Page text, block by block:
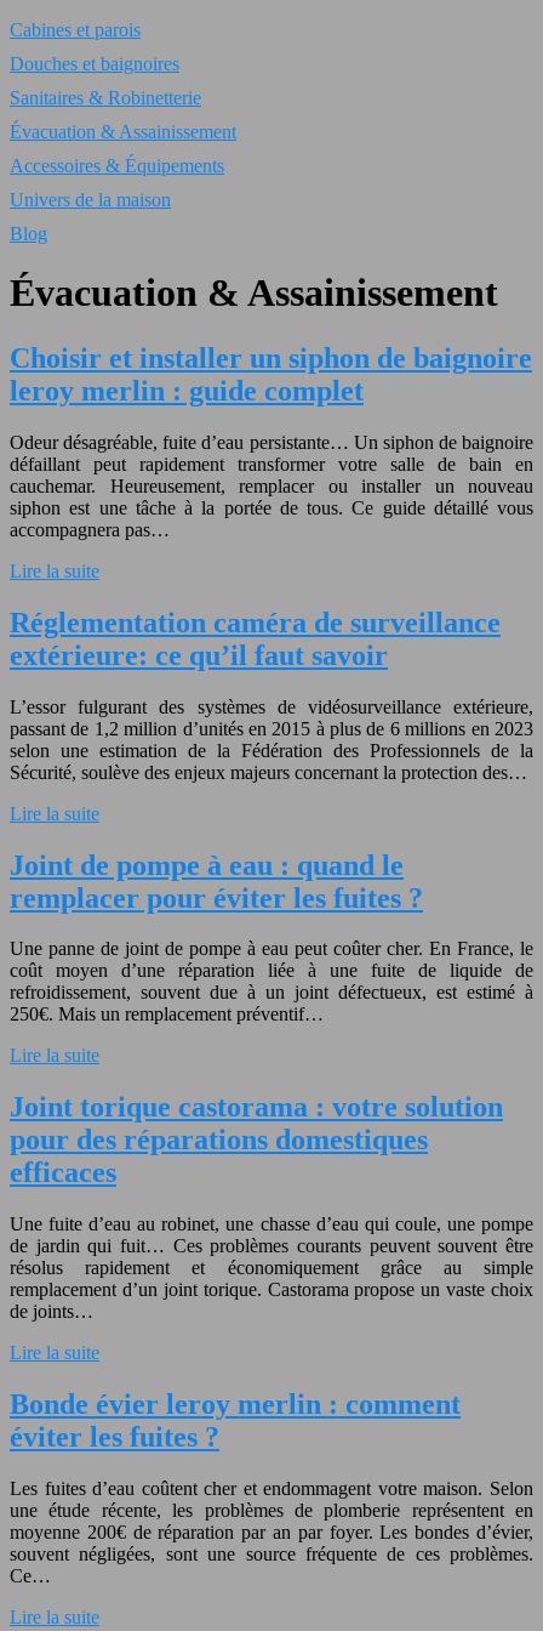
Cabines et parois
Douches et baignoires
Sanitaires & Robinetterie
Évacuation & Assainissement
Accessoires & Équipements
Univers de la maison
Blog
Évacuation & Assainissement
Choisir et installer un siphon de baignoire
leroy merlin : guide complet
Odeur désagréable, fuite d’eau persistante… Un siphon de baignoire
défaillant peut rapidement transformer votre salle de bain en
cauchemar. Heureusement, remplacer ou installer un nouveau
siphon est une tâche à la portée de tous. Ce guide détaillé vous
accompagnera pas…
Lire la suite
Réglementation caméra de surveillance
extérieure: ce qu’il faut savoir
L’essor fulgurant des systèmes de vidéosurveillance extérieure,
passant de 1,2 million d’unités en 2015 à plus de 6 millions en 2023
selon une estimation de la Fédération des Professionnels de la
Sécurité, soulève des enjeux majeurs concernant la protection des…
Lire la suite
Joint de pompe à eau : quand le
remplacer pour éviter les fuites ?
Une panne de joint de pompe à eau peut coûter cher. En France, le
coût moyen d’une réparation liée à une fuite de liquide de
refroidissement, souvent due à un joint défectueux, est estimé à
250€. Mais un remplacement préventif…
Lire la suite
Joint torique castorama : votre solution
pour des réparations domestiques
efficaces
Une fuite d’eau au robinet, une chasse d’eau qui coule, une pompe
de jardin qui fuit… Ces problèmes courants peuvent souvent être
résolus rapidement et économiquement grâce au simple
remplacement d’un joint torique. Castorama propose un vaste choix
de joints…
Lire la suite
Bonde évier leroy merlin : comment
éviter les fuites ?
Les fuites d’eau coûtent cher et endommagent votre maison. Selon
une étude récente, les problèmes de plomberie représentent en
moyenne 200€ de réparation par an par foyer. Les bondes d’évier,
souvent négligées, sont une source fréquente de ces problèmes.
Ce…
Lire la suite